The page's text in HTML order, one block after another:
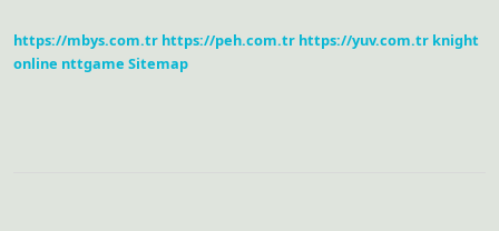
https://mbys.com.tr https://peh.com.tr https://yuv.com.tr knight
online nttgame Sitemap